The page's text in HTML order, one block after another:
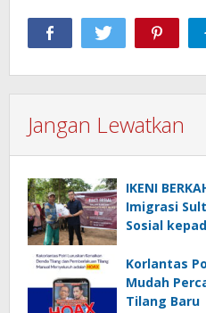
Jangan Lewatkan
IKENI
Imigrasi
Sosial
Korlantas
Mudah
Tilang Baru